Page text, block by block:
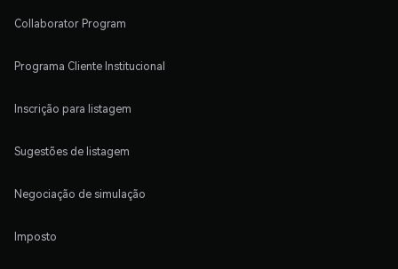
Collaborator Program
Programa Cliente Institucional
Inscrição para listagem
Sugestões de listagem
Negociação de simulação
Imposto